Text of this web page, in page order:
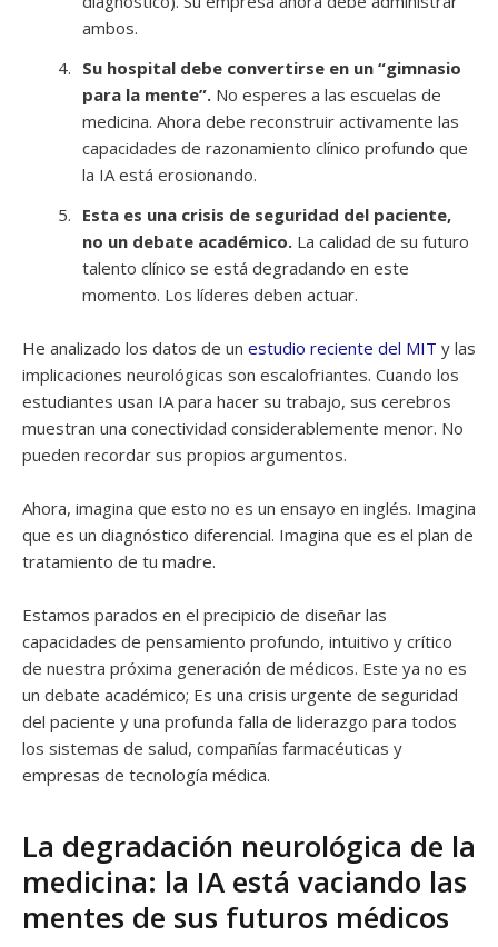
ambos.
Su hospital debe convertirse en un “gimnasio
para la mente”. No esperes a las escuelas de
medicina. Ahora debe reconstruir activamente las
capacidades de razonamiento clínico profundo que
la IA está erosionando.
Esta es una crisis de seguridad del paciente,
no un debate académico. La calidad de su futuro
talento clínico se está degradando en este
momento. Los líderes deben actuar.
He analizado los datos de un estudio reciente del MIT y las
implicaciones neurológicas son escalofriantes. Cuando los
estudiantes usan IA para hacer su trabajo, sus cerebros
muestran una conectividad considerablemente menor. No
pueden recordar sus propios argumentos.
Ahora, imagina que esto no es un ensayo en inglés. Imagina
que es un diagnóstico diferencial. Imagina que es el plan de
tratamiento de tu madre.
Estamos parados en el precipicio de diseñar las
capacidades de pensamiento profundo, intuitivo y crítico
de nuestra próxima generación de médicos. Este ya no es
un debate académico; Es una crisis urgente de seguridad
del paciente y una profunda falla de liderazgo para todos
los sistemas de salud, compañías farmacéuticas y
empresas de tecnología médica.
La degradación neurológica de la
medicina: la IA está vaciando las
mentes de sus futuros médicos